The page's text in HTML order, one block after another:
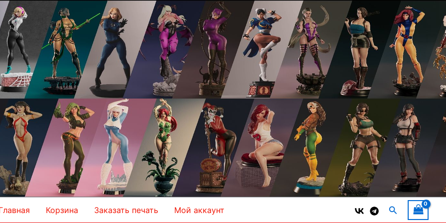
Корзина Заказать печать Мой аккаунт Поиск